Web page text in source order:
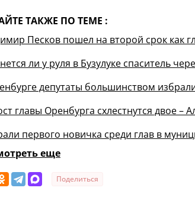
ТАКЖЕ ПО ТЕМЕ :
Песков пошел на второй срок как
ли у руля в Бузулуке спаситель
депутаты большинством
главы Оренбурга схлестнутся двое
первого новичка среди глав в
еще
Поделиться